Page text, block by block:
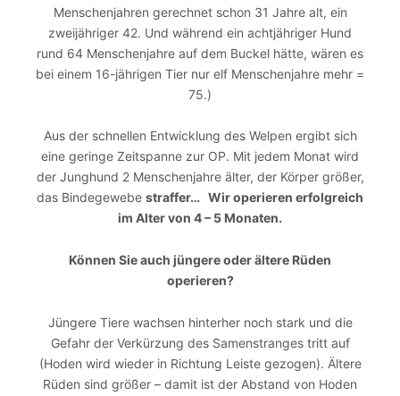
Menschenjahren gerechnet schon 31 Jahre alt, ein
zweijähriger 42. Und während ein achtjähriger Hund
rund 64 Menschenjahre auf dem Buckel hätte, wären es
bei einem 16-jährigen Tier nur elf Menschenjahre mehr =
75.)
Aus der schnellen Entwicklung des Welpen ergibt sich
eine geringe Zeitspanne zur OP. Mit jedem Monat wird
der Junghund 2 Menschenjahre älter, der Körper größer,
das Bindegewebe straffer… Wir operieren erfolgreich
im Alter von 4 – 5 Monaten.
Können Sie auch jüngere oder ältere Rüden
operieren?
Jüngere Tiere wachsen hinterher noch stark und die
Gefahr der Verkürzung des Samenstranges tritt auf
(Hoden wird wieder in Richtung Leiste gezogen). Ältere
Rüden sind größer – damit ist der Abstand von Hoden